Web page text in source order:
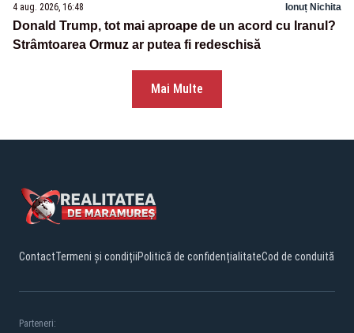
4 aug. 2026, 16:48 Ionuț Nichita
Donald Trump, tot mai aproape de un acord cu Iranul?
Strâmtoarea Ormuz ar putea fi redeschisă
Mai Multe
ContactTermeni și condițiiPolitică de confidențialitateCod de conduită
Parteneri: